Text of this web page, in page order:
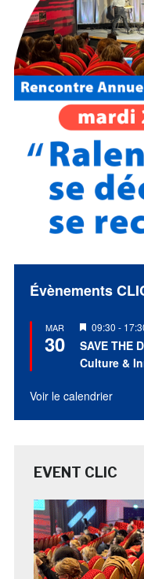
Évènements
MAR
30
Mis
en
avant
09:30 -
SAVE THE
Culture &
Voir le calendrier
EVENT CLIC